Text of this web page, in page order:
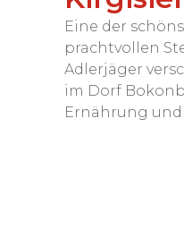
Eine der
prachtvollen
Adlerjäger
im Dorf
Ernährung